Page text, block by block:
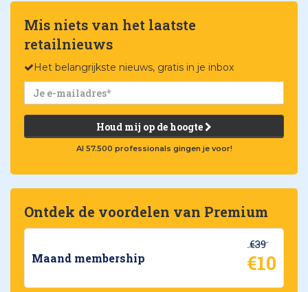
Mis niets van het laatste
retailnieuws
Het belangrijkste nieuws, gratis in je inbox
Houd mij op de hoogte
Al 57.500 professionals gingen je voor!
Ontdek de voordelen van Premium
Maand membership
€39
€10